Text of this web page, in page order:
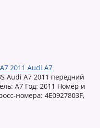
2011 Audi A7
Audi A7 2011 передний
A7 Год: 2011 Номер и
номера: 4E0927803F,